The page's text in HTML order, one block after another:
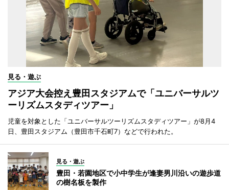
見る・遊ぶ
アジア大会控え豊田スタジアムで「ユニバーサルツ
ーリズムスタディツアー」
児童を対象とした「ユニバーサルツーリズムスタディツアー」が8月4
日、豊田スタジアム（豊田市千石町7）などで行われた。
見る・遊ぶ
豊田・若園地区で小中学生が逢妻男川沿いの遊歩道
の樹名板を製作